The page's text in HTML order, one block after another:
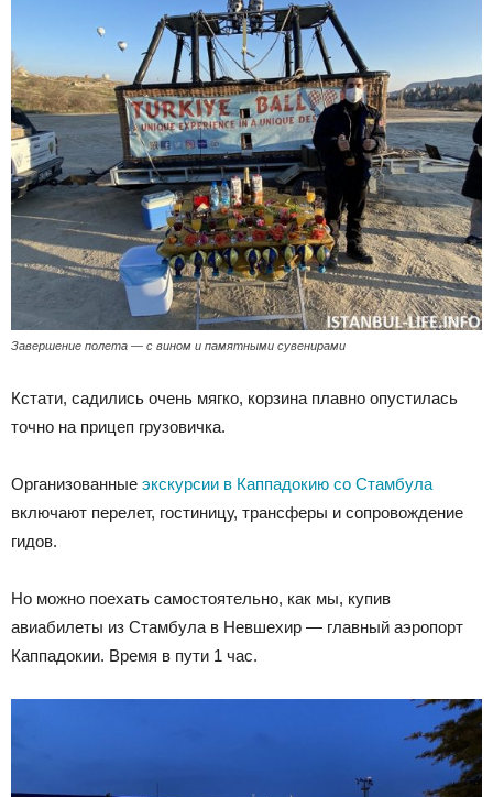
Завершение полета — с вином и памятными сувенирами
Кстати, садились очень мягко, корзина плавно опустилась
точно на прицеп грузовичка.
Организованные экскурсии в Каппадокию со Стамбула
включают перелет, гостиницу, трансферы и сопровождение
гидов.
Но можно поехать самостоятельно, как мы, купив
авиабилеты из Стамбула в Невшехир — главный аэропорт
Каппадокии. Время в пути 1 час.